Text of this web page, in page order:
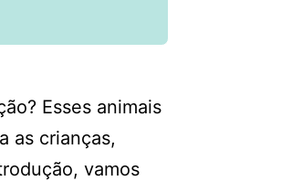
Esses animais
as crianças,
vamos